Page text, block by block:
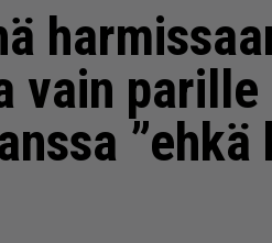
vain
”ehkä